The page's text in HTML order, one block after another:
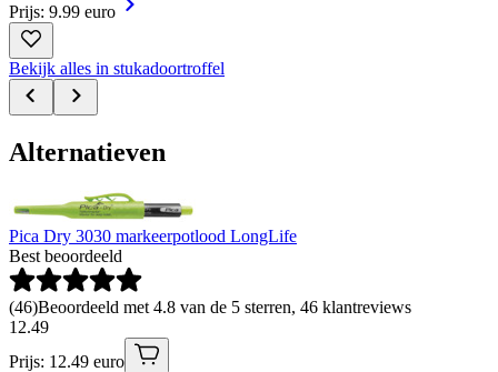
Prijs: 9.99 euro
Bekijk alles in stukadoortroffel
Alternatieven
Pica Dry 3030 markeerpotlood LongLife
Best beoordeeld
(46)Beoordeeld met 4.8 van de 5 sterren, 46 klantreviews
12.49
Prijs: 12.49 euro